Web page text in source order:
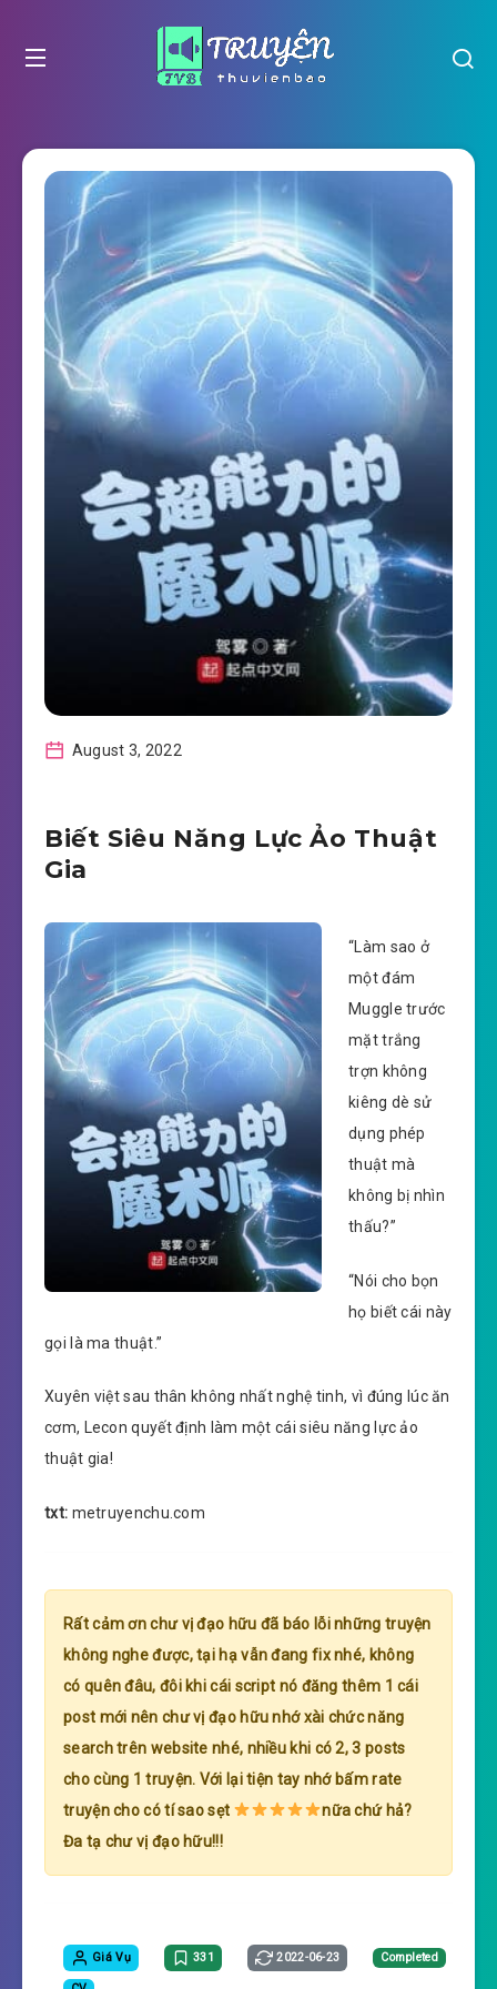
August 3, 2022
Biết Siêu Năng Lực Ảo Thuật
Gia
“Làm sao ở
một đám
Muggle trước
mặt trắng
trợn không
kiêng dè sử
dụng phép
thuật mà
không bị nhìn
thấu?”
“Nói cho bọn
họ biết cái này
gọi là ma thuật.”
Xuyên việt sau thân không nhất nghệ tinh, vì đúng lúc ăn
cơm, Lecon quyết định làm một cái siêu năng lực ảo
thuật gia!
txt: metruyenchu.com
Rất cảm ơn chư vị đạo hữu đã báo lỗi những truyện
không nghe được, tại hạ vẫn đang fix nhé, không
có quên đâu, đôi khi cái script nó đăng thêm 1 cái
post mới nên chư vị đạo hữu nhớ xài chức năng
search trên website nhé, nhiều khi có 2, 3 posts
cho cùng 1 truyện. Với lại tiện tay nhớ bấm rate
truyện cho có tí sao sẹt
nữa chứ hả?
Đa tạ chư vị đạo hữu!!!
Giá Vụ 331 2022-06-23 Completed